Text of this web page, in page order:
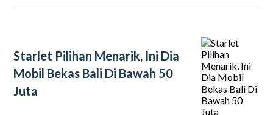
Starlet Pilihan Menarik, Ini Dia
Mobil Bekas Bali Di Bawah 50
Juta